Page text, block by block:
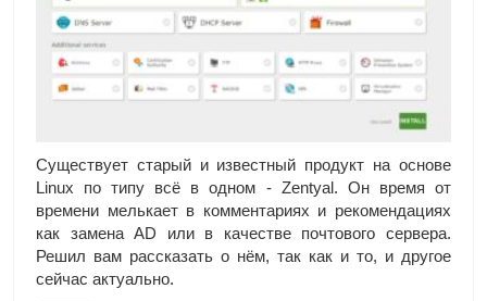
Существует старый и известный продукт на основе
Linux по типу всё в одном - Zentyal. Он время от
времени мелькает в комментариях и рекомендациях
как замена AD или в качестве почтового сервера.
Решил вам рассказать о нём, так как и то, и другое
сейчас актуально.